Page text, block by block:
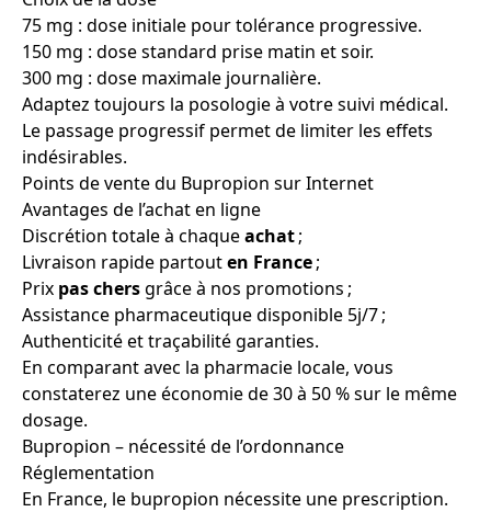
75 mg : dose initiale pour tolérance progressive.
150 mg : dose standard prise matin et soir.
300 mg : dose maximale journalière.
Adaptez toujours la posologie à votre suivi médical.
Le passage progressif permet de limiter les effets
indésirables.
Points de vente du Bupropion sur Internet
Avantages de l’achat en ligne
Discrétion totale à chaqueachat;
Livraison rapide partouten France;
Prix pas chersgrâce à nos promotions ;
Assistance pharmaceutique disponible 5j/7 ;
Authenticité et traçabilité garanties.
En comparant avec la pharmacie locale, vous
constaterez une économie de 30 à 50 % sur le même
dosage.
Bupropion – nécessité de l’ordonnance
Réglementation
En France, le bupropion nécessite une prescription.